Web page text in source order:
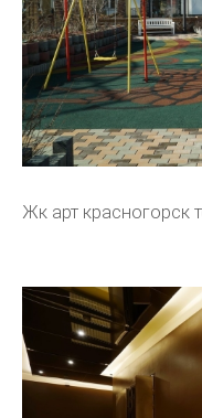
Жк арт красногорск